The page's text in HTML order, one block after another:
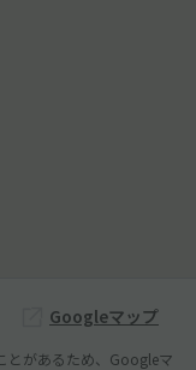
Googleマップ
とがあるため、Googleマ